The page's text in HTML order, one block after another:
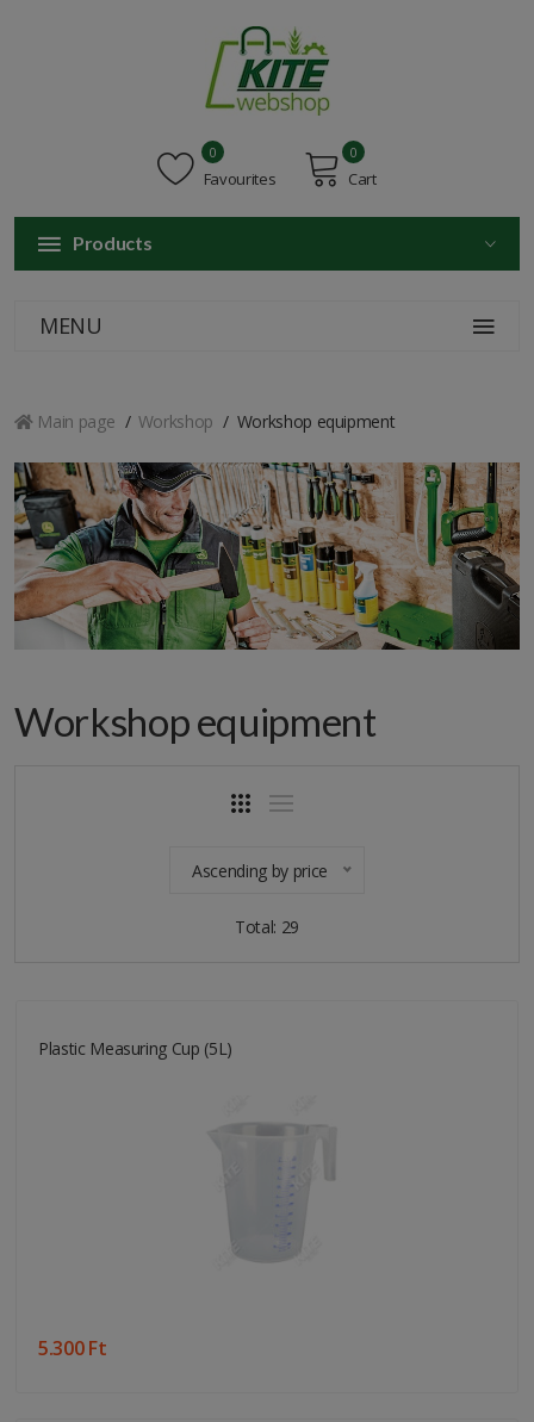
Favourites
0
Cart
0
Products
MENU
Main page Workshop Workshop equipment
Workshop equipment
Ascending by price
Total: 29
Plastic Measuring Cup (5L)
5.300 Ft